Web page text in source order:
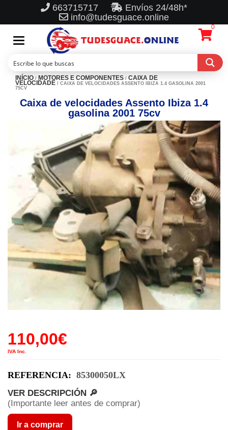
663715717
Envíos 24/48h*
info@tudesguace.online
Toggle
navigation
0
INÍCIO / MOTORES E COMPONENTES / CAIXA DE
VELOCIDADE / CAIXA DE VELOCIDADES ASSENTO IBIZA 1.4 GASOLINA 2001
75CV
Caixa de velocidades Assento Ibiza 1.4
gasolina 2001 75cv
110,00€
IVA Inc.
REFERENCIA: 85300050LX
VER DESCRIPCIÓN 🔎
(Importante leer antes de comprar)
Ir a comprar